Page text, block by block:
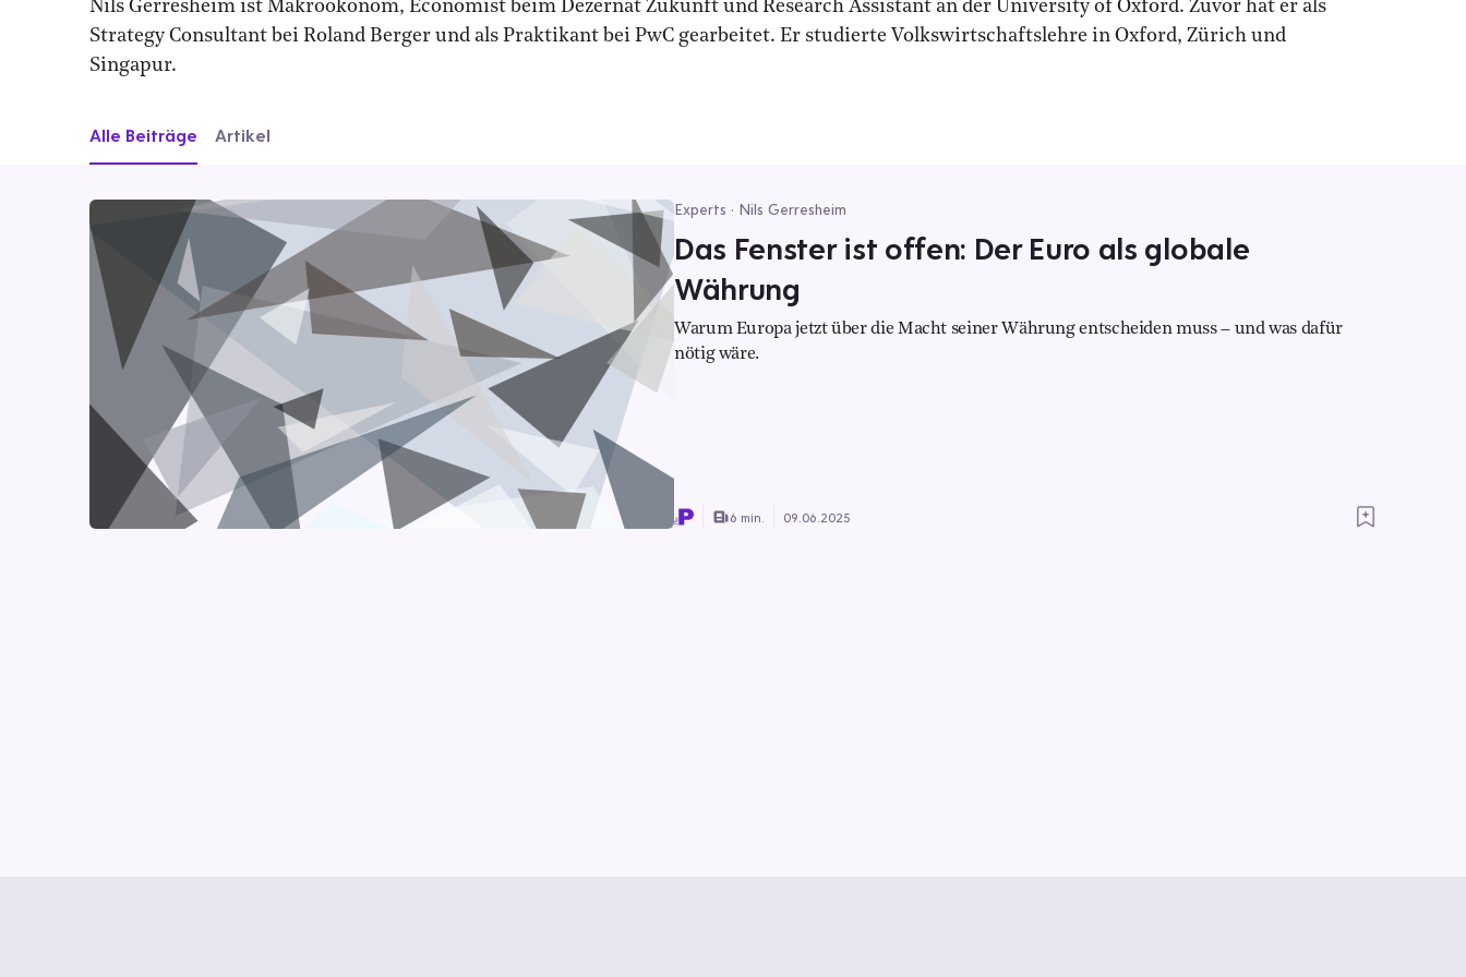
Nils Gerresheim ist Makroökonom, Economist beim Dezernat Zukunft und Research Assistant an der University of Oxford. Zuvor hat er als
Strategy Consultant bei Roland Berger und als Praktikant bei PwC gearbeitet. Er studierte Volkswirtschaftslehre in Oxford, Zürich und
Singapur.
Alle Beiträge Artikel
Experts · Nils Gerresheim
Das Fenster ist offen: Der Euro als globale
Währung
Warum Europa jetzt über die Macht seiner Währung entscheiden muss – und was dafür
nötig wäre.
6 min. 09.06.2025